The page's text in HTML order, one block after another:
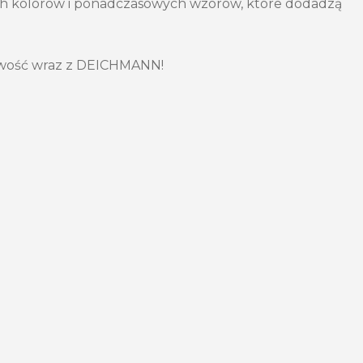
kolorów i ponadczasowych wzorów, które dodadzą
wraz z DEICHMANN!